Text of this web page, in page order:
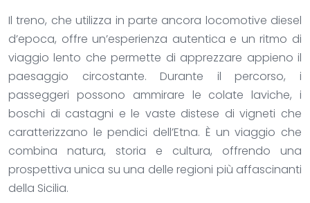
Il treno, che utilizza in parte ancora locomotive diesel
d’epoca, offre un’esperienza autentica e un ritmo di
viaggio lento che permette di apprezzare appieno il
paesaggio circostante. Durante il percorso, i
passeggeri possono ammirare le colate laviche, i
boschi di castagni e le vaste distese di vigneti che
caratterizzano le pendici dell’Etna. È un viaggio che
combina natura, storia e cultura, offrendo una
prospettiva unica su una delle regioni più affascinanti
della Sicilia.